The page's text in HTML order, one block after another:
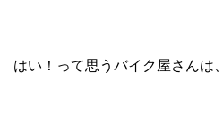
はい！って思うバイク屋さんは